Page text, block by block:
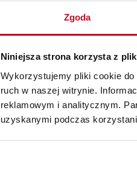
Zgoda
Niniejsza strona korzysta z
Wykorzystujemy pliki cookie
ruch w naszej witrynie.
reklamowym i analitycznym.
uzyskanymi podczas